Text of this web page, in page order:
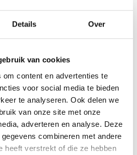
Details Over
van cookies
om content en advertenties te
voor social media te bieden
te analyseren. Ook delen we
van onze site met onze
adverteren en analyse. Deze
combineren met andere
heeft verstrekt of die ze hebben